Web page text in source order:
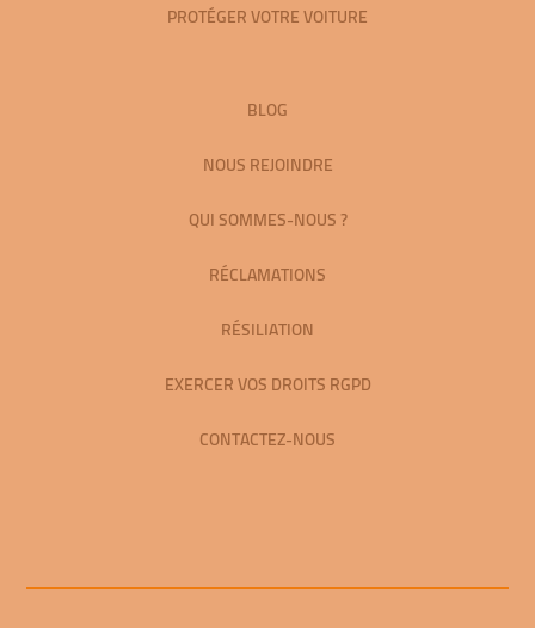
PROTÉGER VOTRE VOITURE
BLOG
NOUS REJOINDRE
QUI SOMMES-NOUS ?
RÉCLAMATIONS
RÉSILIATION
EXERCER VOS DROITS RGPD
CONTACTEZ-NOUS